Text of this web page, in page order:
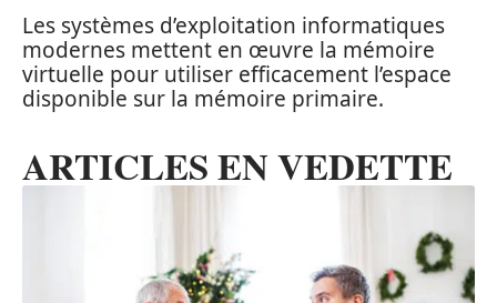
Les systèmes d’exploitation informatiques
modernes mettent en œuvre la mémoire
virtuelle pour utiliser efficacement l’espace
disponible sur la mémoire primaire.
ARTICLES EN VEDETTE